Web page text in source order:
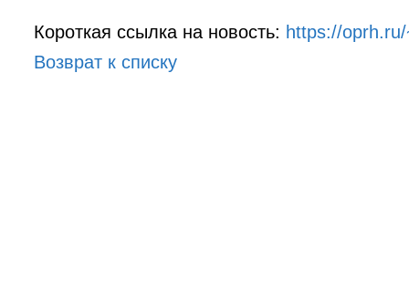
Короткая ссылка на новость: https://
Возврат к списку